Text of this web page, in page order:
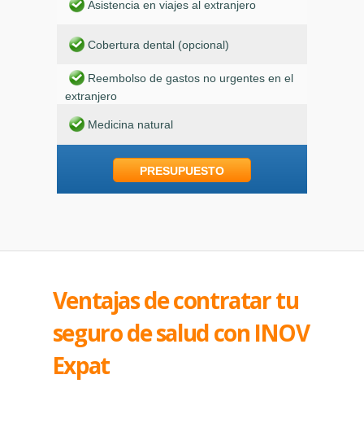
Asistencia en viajes al extranjero
Cobertura dental (opcional)
Reembolso de gastos no urgentes en el
extranjero
Medicina natural
PRESUPUESTO
Ventajas de contratar tu
seguro de salud con INOV
Expat